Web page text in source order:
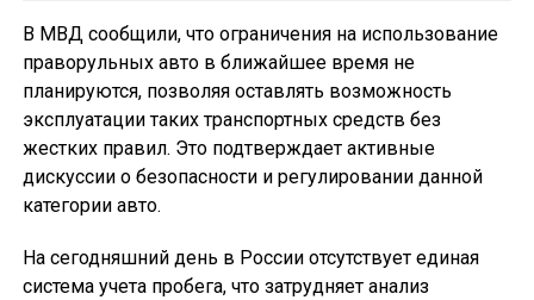
В МВД сообщили, что ограничения на использование
праворульных авто в ближайшее время не
планируются, позволяя оставлять возможность
эксплуатации таких транспортных средств без
жестких правил. Это подтверждает активные
дискуссии о безопасности и регулировании данной
категории авто.
На сегодняшний день в России отсутствует единая
система учета пробега, что затрудняет анализ